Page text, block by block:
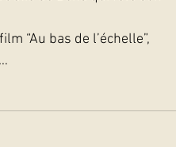
“Au bas de l’échelle”,